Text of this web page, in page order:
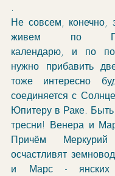
.
Не совсем, конечно,
живем по
календарю, и по
нужно прибавить
тоже интересно
соединяется с
Юпитеру в Раке.
тресни! Венера и
Причём
осчастливят
и Марс - янских